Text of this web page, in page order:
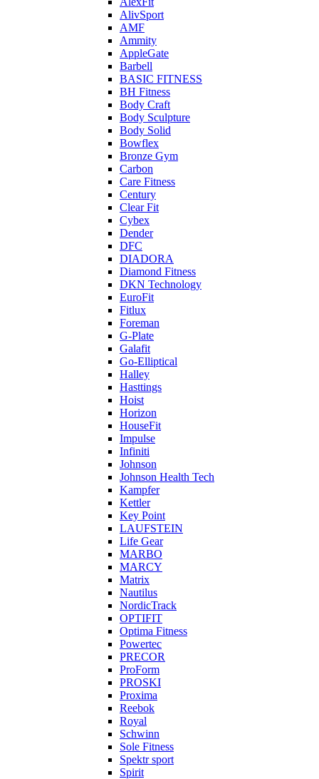
AlivSport
AMF
Ammity
AppleGate
Barbell
BASIC FITNESS
BH Fitness
Body Craft
Body Sculpture
Body Solid
Bowflex
Bronze Gym
Carbon
Care Fitness
Century
Clear Fit
Cybex
Dender
DFC
DIADORA
Diamond Fitness
DKN Technology
EuroFit
Fitlux
Foreman
G-Plate
Galafit
Go-Elliptical
Halley
Hasttings
Hoist
Horizon
HouseFit
Impulse
Infiniti
Johnson
Johnson Health Tech
Kampfer
Kettler
Key Point
LAUFSTEIN
Life Gear
MARBO
MARCY
Matrix
Nautilus
NordicTrack
OPTIFIT
Optima Fitness
Powertec
PRECOR
ProForm
PROSKI
Proxima
Reebok
Royal
Schwinn
Sole Fitness
Spektr sport
Spirit